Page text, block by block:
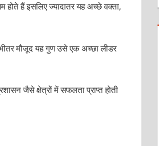
हैं इसलिए ज्यादातर यह अच्छे वक्ता,
मौजूद यह गुण उसे एक अच्छा लीडर
जैसे क्षेत्रों में सफलता प्राप्त होती